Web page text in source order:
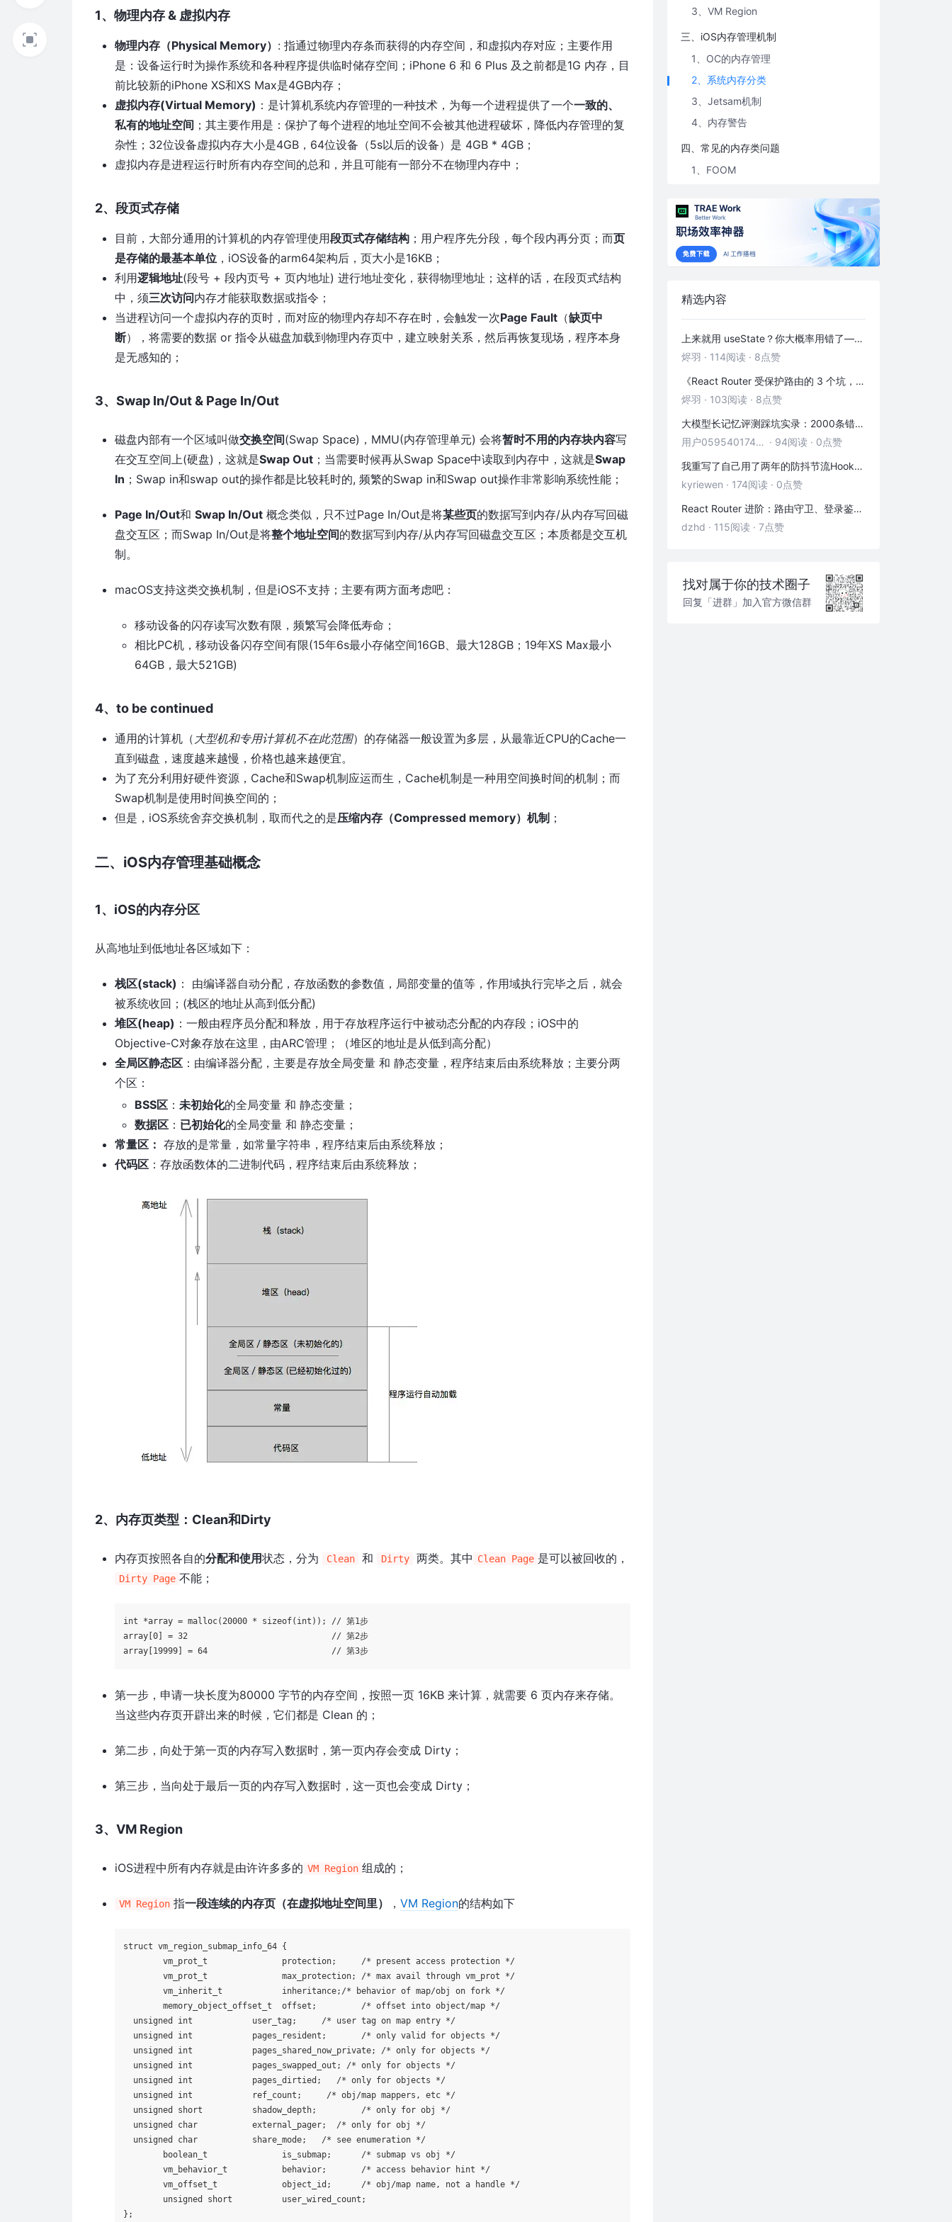
1、物理内存 & 虚拟内存
物理内存（Physical Memory） : 指通过物理内存条而获得的内存空间，和虚拟内存对应；主要作用
是：设备运行时为操作系统和各种程序提供临时储存空间；iPhone 6 和 6 Plus 及之前都是1G 内存，目
前比较新的iPhone XS和XS Max是4GB内存；
虚拟内存(Virtual Memory) ：是计算机系统内存管理的一种技术，为每一个进程提供了一个一致的、
私有的地址空间 ；其主要作用是：保护了每个进程的地址空间不会被其他进程破坏，降低内存管理的复
杂性；32位设备虚拟内存大小是4GB，64位设备（5s以后的设备）是 4GB * 4GB；
虚拟内存是进程运行时所有内存空间的总和，并且可能有一部分不在物理内存中；
2、段页式存储
目前，大部分通用的计算机的内存管理使用段页式存储结构 ；用户程序先分段，每个段内再分页；而页
是存储的最基本单位 ，iOS设备的arm64架构后，页大小是16KB；
利用逻辑地址(段号 + 段内页号 + 页内地址) 进行地址变化，获得物理地址；这样的话，在段页式结构
中，须三次访问内存才能获取数据或指令；
当进程访问一个虚拟内存的页时，而对应的物理内存却不存在时，会触发一次Page Fault （缺页中
断），将需要的数据 or 指令从磁盘加载到物理内存页中，建立映射关系，然后再恢复现场，程序本身
是无感知的；
3、Swap In/Out & Page In/Out
磁盘内部有一个区域叫做交换空间(Swap Space)，MMU(内存管理单元) 会将暂时不用的内存块内容写
在交互空间上(硬盘)，这就是Swap Out ；当需要时候再从Swap Space中读取到内存中，这就是Swap
In ；Swap in和swap out的操作都是比较耗时的, 频繁的Swap in和Swap out操作非常影响系统性能；
Page In/Out和Swap In/Out 概念类似，只不过Page In/Out是将某些页的数据写到内存/从内存写回磁
盘交互区；而Swap In/Out是将整个地址空间的数据写到内存/从内存写回磁盘交互区；本质都是交互机
制。
macOS支持这类交换机制，但是iOS不支持；主要有两方面考虑吧：
移动设备的闪存读写次数有限，频繁写会降低寿命；
相比PC机，移动设备闪存空间有限(15年6s最小存储空间16GB、最大128GB；19年XS Max最小
64GB，最大521GB)
4、to be continued
通用的计算机（ 大型机和专用计算机不在此范围）的存储器一般设置为多层，从最靠近CPU的Cache一
直到磁盘，速度越来越慢，价格也越来越便宜。
为了充分利用好硬件资源，Cache和Swap机制应运而生，Cache机制是一种用空间换时间的机制；而
Swap机制是使用时间换空间的；
但是，iOS系统舍弃交换机制，取而代之的是压缩内存（Compressed memory）机制 ；
二、iOS内存管理基础概念
1、iOS的内存分区
从高地址到低地址各区域如下：
栈区(stack) ： 由编译器⾃动分配，存放函数的参数值，局部变量的值等，作用域执行完毕之后，就会
被系统收回；(栈区的地址从高到低分配)
堆区(heap) ：一般由程序员分配和释放，用于存放程序运行中被动态分配的内存段；iOS中的
Objective-C对象存放在这里，由ARC管理；（堆区的地址是从低到高分配）
全局区静态区 ：由编译器分配，主要是存放全局变量 和 静态变量，程序结束后由系统释放；主要分两
个区：
BSS区 ：未初始化的全局变量 和 静态变量；
数据区 ： 已初始化的全局变量 和 静态变量；
常量区： 存放的是常量，如常量字符串，程序结束后由系统释放；
代码区 ：存放函数体的二进制代码，程序结束后由系统释放；
2、内存页类型：Clean和Dirty
内存页按照各自的分配和使用状态，分为 Clean 和 Dirty 两类。其中 Clean Page 是可以被回收的，
Dirty Page 不能；
int *array = malloc(20000 * sizeof(int)); // 第1步
array[0] = 32                             // 第2步
第一步，申请一块长度为80000 字节的内存空间，按照一页 16KB 来计算，就需要 6 页内存来存储。
当这些内存页开辟出来的时候，它们都是 Clean 的；
第二步，向处于第一页的内存写入数据时，第一页内存会变成 Dirty；
第三步，当向处于最后一页的内存写入数据时，这一页也会变成 Dirty；
3、VM Region
iOS进程中所有内存就是由许许多多的 VM Region 组成的；
VM Region 指一段连续的内存页（在虚拟地址空间里） ，VM Region的结构如下
struct vm_region_submap_info_64 {
	vm_prot_t		protection;     /* present access protection */
	vm_prot_t		max_protection; /* max avail through vm_prot */
	vm_inherit_t		inheritance;/* behavior of map/obj on fork */
	memory_object_offset_t	offset;		/* offset into object/map */
  unsigned int            user_tag;	/* user tag on map entry */
  unsigned int            pages_resident;	/* only valid for objects */
  unsigned int            pages_shared_now_private; /* only for objects */
  unsigned int            pages_swapped_out; /* only for objects */
  unsigned int            pages_dirtied;   /* only for objects */
  unsigned int            ref_count;	 /* obj/map mappers, etc */
  unsigned short          shadow_depth; 	/* only for obj */
  unsigned char           external_pager;  /* only for obj */
  unsigned char           share_mode;	/* see enumeration */
	vm_behavior_t		behavior;	/* access behavior hint */
	vm_offset_t		object_id;	/* obj/map name, not a handle */
3、VM Region
三、iOS内存管理机制
1、OC的内存管理
2、系统内存分类
3、Jetsam机制
4、内存警告
四、常见的内存类问题
1、FOOM
3、WKWebview白屏
4、野指针问题
5、iOS 10 nano_free Crash
五、优化内存使用
1、降低图片解码和渲染开销
2、其他降低内存峰值办法
3、避免循环引用，减少内存泄露
4、处理内存警告
参考文章
精选内容
上来就用 useState？你大概率用错了——useRef 的三种正确打开方式
烬羽 · 114阅读 · 8点赞
《React Router 受保护路由的 3 个坑，第 2 个 90% 的人都踩过》
烬羽 · 103阅读 · 8点赞
大模型长记忆评测踩坑实录：2000条错位记忆，让我排查了整整3小时
用户05954017446 · 94阅读 · 0点赞
我重写了自己用了两年的防抖节流Hook——发现里面藏着3个隐藏bug
kyriewen · 174阅读 · 0点赞
React Router 进阶：路由守卫、登录鉴权与状态传递
dzhd · 115阅读 · 7点赞
找对属于你的技术圈子
回复「进群」加入官方微信群